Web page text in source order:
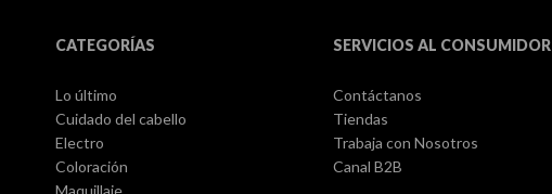
CATEGORÍAS
Lo último
Cuidado del cabello
Electro
Coloración
Maquillaje
SERVICIOS AL CONSUMIDOR
Contáctanos
Tiendas
Trabaja con Nosotros
Canal B2B